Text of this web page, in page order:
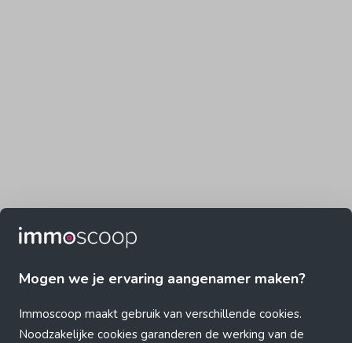
Mogen we je ervaring aangenamer maken?
Immoscoop maakt gebruik van verschillende cookies.
Noodzakelijke cookies garanderen de werking van de